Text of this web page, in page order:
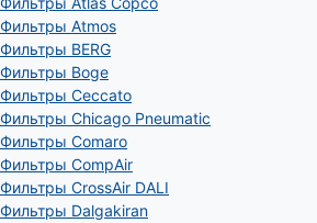
Фильтры Atmos
Фильтры BERG
Фильтры Boge
Фильтры Ceccato
Фильтры Chicago Pneumatic
Фильтры Comaro
Фильтры CompAir
Фильтры CrossAir DALI
Фильтры Dalgakiran